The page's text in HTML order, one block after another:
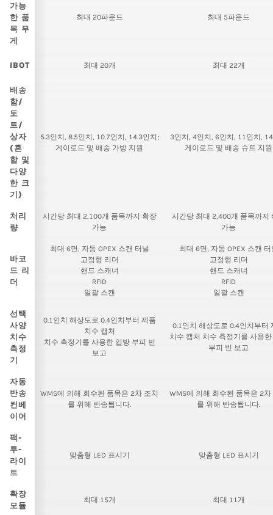
가능
한 품
목 무
게
최대 20파운드 최대 5파운드
IBOT 최대 20개 최대 22개
배송
함/
토
트/
상자
(혼
합 및
다양
한 크
기)
5.3인치, 8.5인치, 10.7인치, 14.3인치;
게이로드 및 배송 가방 지원
3인치, 4인치, 6인치, 11인치,
게이로드 및 배송 슈트 지원
처리
량
시간당 최대 2,100개 품목까지 확장
가능
시간당 최대 2,400개 품목까지
가능
바코
드 리
더
최대 6면, 자동 OPEX 스캔 터널
고정형 리더
핸드 스캐너
RFID
일괄 스캔
최대 6면, 자동 OPEX 스캔 터
고정형 리더
핸드 스캐너
RFID
일괄 스캔
선택
사양
치수
측정
기
0.1인치 해상도로 0.4인치부터 제품
치수 캡처
치수 측정기를 사용한 입방 부피 빈
보고
0.1인치 해상도로 0.4인치부터
치수 캡처 치수 측정기를 사용
부피 빈 보고
자동
반송
컨베
이어
WMS에 의해 회수된 품목은 2차 조치
를 위해 반송됩니다.
WMS에 의해 회수된 품목은 2차
를 위해 반송됩니다.
팩-
투-
라이
트
맞춤형 LED 표시기 맞춤형 LED 표시기
확장
모듈
최대 15개 최대 11개